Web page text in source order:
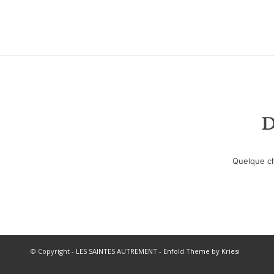
Quelque
© Copyright - LES SAINTES AUTREMENT - Enfold Theme by Kriesi